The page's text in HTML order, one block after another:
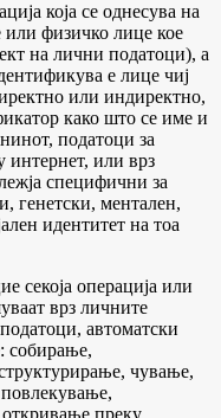
која се однесува на
физичко лице кое
на лични податоци), а
е лице чиј
или индиректно,
како што се име и
податоци за
интернет, или врз
специфични за
генетски, ментален,
идентитет на тоа
е секоја операција или
врз личните
автоматски
собирање,
чување,